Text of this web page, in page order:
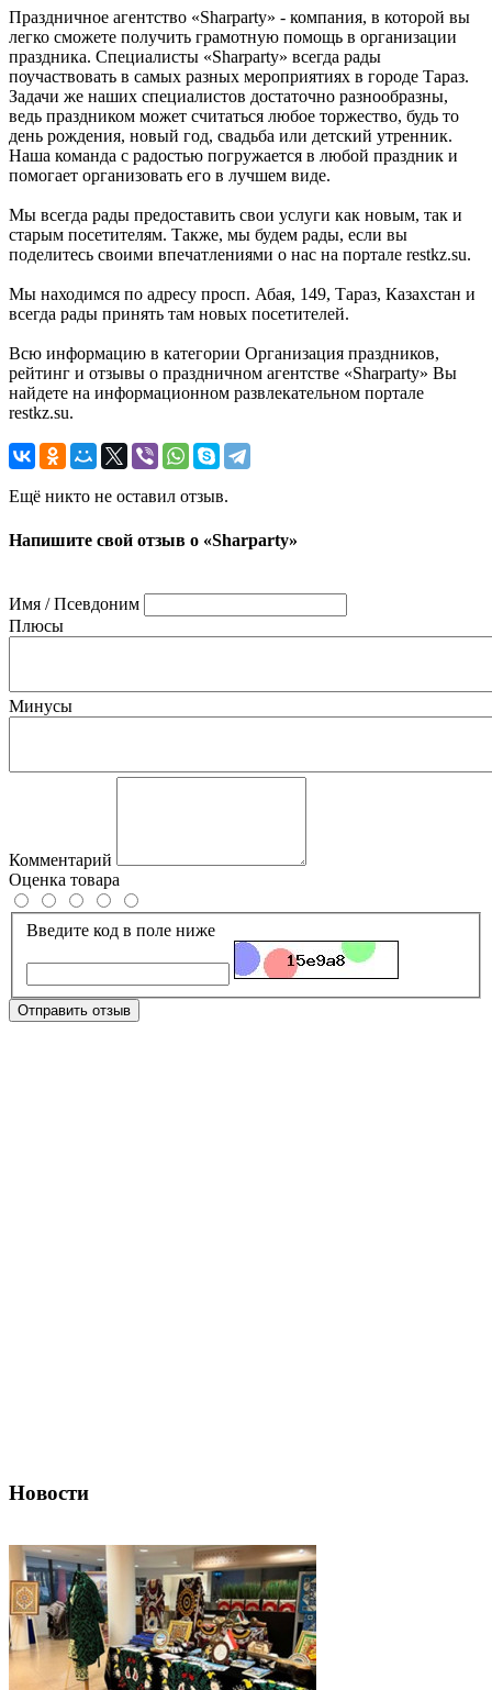
Праздничное агентство «Sharparty» - компания, в которой вы
легко сможете получить грамотную помощь в организации
праздника. Специалисты «Sharparty» всегда рады
поучаствовать в самых разных мероприятиях в городе Тараз.
Задачи же наших специалистов достаточно разнообразны,
ведь праздником может считаться любое торжество, будь то
день рождения, новый год, свадьба или детский утренник.
Наша команда с радостью погружается в любой праздник и
помогает организовать его в лучшем виде.
Мы всегда рады предоставить свои услуги как новым, так и
старым посетителям. Также, мы будем рады, если вы
поделитесь своими впечатлениями о нас на портале restkz.su.
Мы находимся по адресу просп. Абая, 149, Тараз, Казахстан и
всегда рады принять там новых посетителей.
Всю информацию в категории Организация праздников,
рейтинг и отзывы о праздничном агентстве «Sharparty» Вы
найдете на информационном развлекательном портале
restkz.su.
Ещё никто не оставил отзыв.
Напишите свой отзыв о «Sharparty»
Имя / Псевдоним
Плюсы
Минусы
Комментарий
Оценка товара
Введите код в поле ниже
Отправить отзыв
Новости